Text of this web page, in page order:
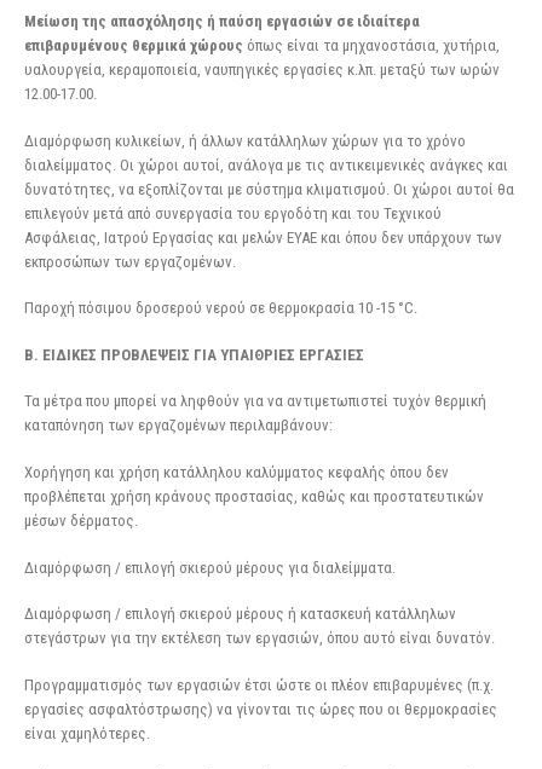
Μείωση της απασχόλησης ή παύση εργασιών σε ιδιαίτερα
επιβαρυμένους θερμικά χώρους όπως είναι τα μηχανοστάσια, χυτήρια,
υαλουργεία, κεραμοποιεία, ναυπηγικές εργασίες κ.λπ. μεταξύ των ωρών
12.00-17.00.
Διαμόρφωση κυλικείων, ή άλλων κατάλληλων χώρων για το χρόνο
διαλείμματος. Οι χώροι αυτοί, ανάλογα με τις αντικειμενικές ανάγκες και
δυνατότητες, να εξοπλίζονται με σύστημα κλιματισμού. Οι χώροι αυτοί θα
επιλεγούν μετά από συνεργασία του εργοδότη και του Τεχνικού
Ασφάλειας, Ιατρού Εργασίας και μελών ΕΥΑΕ και όπου δεν υπάρχουν των
εκπροσώπων των εργαζομένων.
Παροχή πόσιμου δροσερού νερού σε θερμοκρασία 10 -15 °C.
B. ΕΙΔΙΚΕΣ ΠΡΟΒΛΕΨΕΙΣ ΓΙΑ ΥΠΑΙΘΡΙΕΣ ΕΡΓΑΣΙΕΣ
Τα μέτρα που μπορεί να ληφθούν για να αντιμετωπιστεί τυχόν θερμική
καταπόνηση των εργαζομένων περιλαμβάνουν:
Χορήγηση και χρήση κατάλληλου καλύμματος κεφαλής όπου δεν
προβλέπεται χρήση κράνους προστασίας, καθώς και προστατευτικών
μέσων δέρματος.
Διαμόρφωση / επιλογή σκιερού μέρους για διαλείμματα.
Διαμόρφωση / επιλογή σκιερού μέρους ή κατασκευή κατάλληλων
στεγάστρων για την εκτέλεση των εργασιών, όπου αυτό είναι δυνατόν.
Προγραμματισμός των εργασιών έτσι ώστε οι πλέον επιβαρυμένες (π.χ.
εργασίες ασφαλτόστρωσης) να γίνονται τις ώρες που οι θερμοκρασίες
είναι χαμηλότερες.